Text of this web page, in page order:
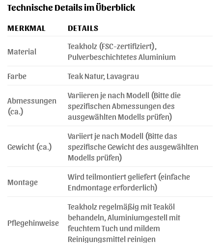
Technische Details im Überblick
MERKMAL DETAILS
Material
Teakholz (FSC-zertifiziert),
Pulverbeschichtetes Aluminium
Farbe
Teak Natur, Lavagrau
Abmessungen
(ca.)
Variieren je nach Modell (Bitte die
spezifischen Abmessungen des
ausgewählten Modells prüfen)
Gewicht (ca.)
Variiert je nach Modell (Bitte das
spezifische Gewicht des ausgewählten
Modells prüfen)
Montage
Wird teilmontiert geliefert (einfache
Endmontage erforderlich)
Pflegehinweise
Teakholz regelmäßig mit Teaköl
behandeln, Aluminiumgestell mit
feuchtem Tuch und mildem
Reinigungsmittel reinigen